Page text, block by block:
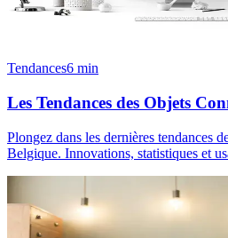
Tendances6 min
Les Tendances des Objets
Plongez dans les dernières tendances
Belgique. Innovations, statistiques et